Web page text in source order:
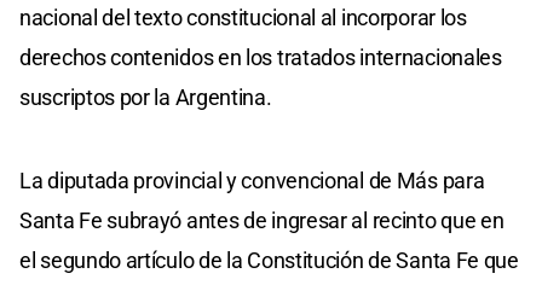
nacional del texto constitucional al incorporar los
derechos contenidos en los tratados internacionales
suscriptos por la Argentina.
La diputada provincial y convencional de Más para
Santa Fe subrayó antes de ingresar al recinto que en
el segundo artículo de la Constitución de Santa Fe que